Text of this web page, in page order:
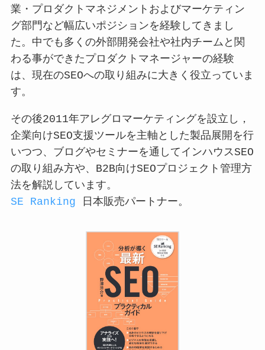
業・プロダクトマネジメントおよびマーケティン
グ部門など幅広いポジションを経験してきまし
た。中でも多くの外部開発会社や社内チームと関
わる事ができたプロダクトマネージャーの経験
は、現在のSEOへの取り組みに大きく役立っていま
す。
その後2011年アレグロマーケティングを設立し，
企業向けSEO支援ツールを主軸とした製品展開を行
いつつ、ブログやセミナーを通してインハウスSEO
の取り組み方や、B2B向けSEOプロジェクト管理方
法を解説しています。
SE Ranking 日本販売パートナー。